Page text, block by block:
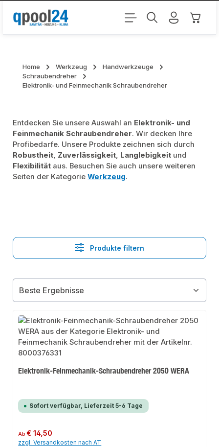
Zum Hauptinhalt springen
Home Werkzeug
Handwerkzeuge
Schraubendreher
Elektronik- und Feinmechanik Schraubendreher
Entdecken Sie unsere Auswahl an Elektronik- und
Feinmechanik Schraubendreher. Wir decken Ihre
Profibedarfe. Unsere Produkte zeichnen sich durch
Robustheit, Zuverlässigkeit, Langlebigkeit und
Flexibilität aus. Besuchen Sie auch unsere weiteren
Seiten der KategorieWerkzeug.
Produkte filtern
Elektronik-Feinmechanik-Schraubendreher 2050 WERA
Sofort verfügbar, Lieferzeit 5-6 Tage
Regulärer Preis:
Ab€ 14,50
zzgl. Versandkosten nach AT